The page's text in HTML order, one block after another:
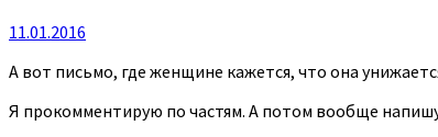
11.01.2016
А вот письмо, где женщине кажется, что она
Я прокомментирую по частям. А потом вообще